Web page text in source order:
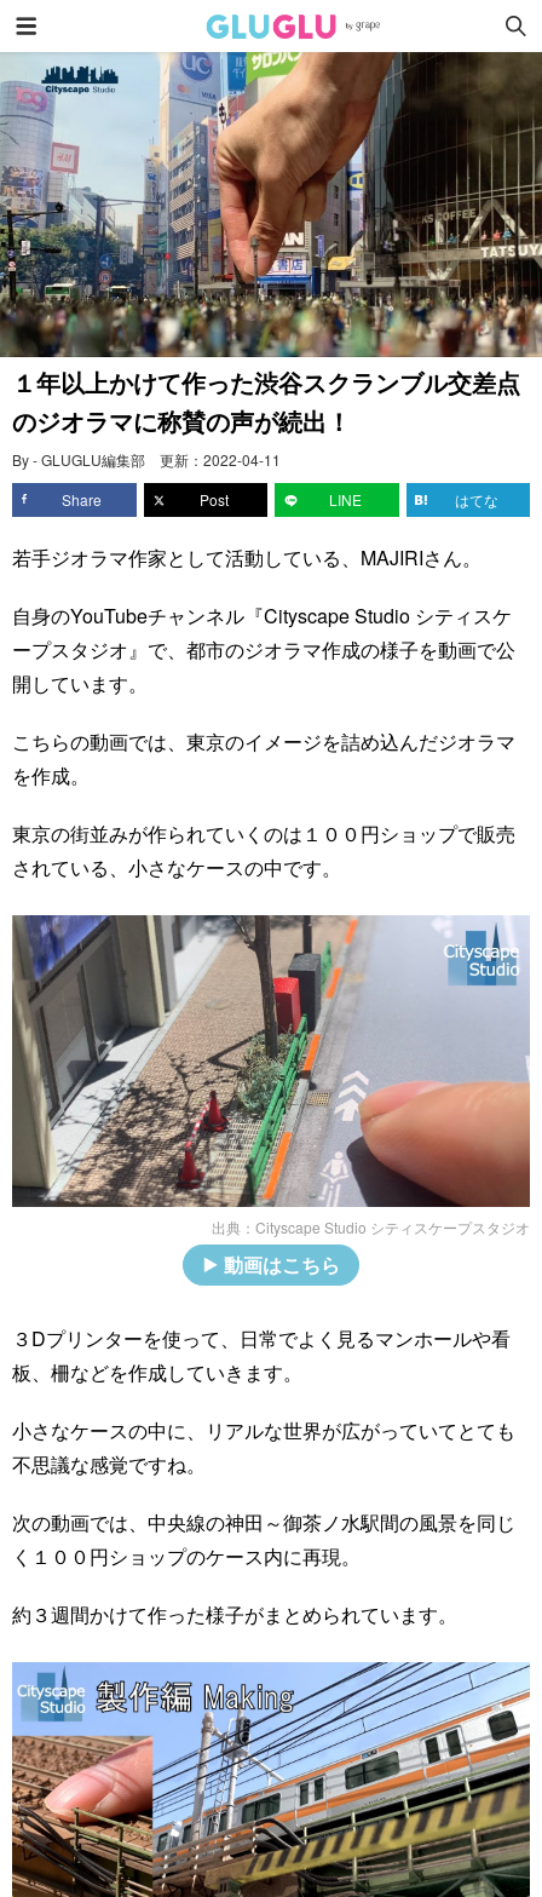
１年以上かけて作った渋谷スクランブル交差点
のジオラマに称賛の声が続出！
By - GLUGLU編集部 更新： 2022-04-11
Share
Post LINE はてな
若手ジオラマ作家として活動している、MAJIRIさん。
自身のYouTubeチャンネル『Cityscape Studio シティスケ
ープスタジオ』で、都市のジオラマ作成の様子を動画で公
開しています。
こちらの動画では、東京のイメージを詰め込んだジオラマ
を作成。
東京の街並みが作られていくのは１００円ショップで販売
されている、小さなケースの中です。
出典： Cityscape Studio シティスケープスタジオ
動画はこちら
３Dプリンターを使って、日常でよく見るマンホールや看
板、柵などを作成していきます。
小さなケースの中に、リアルな世界が広がっていてとても
不思議な感覚ですね。
次の動画では、中央線の神田～御茶ノ水駅間の風景を同じ
く１００円ショップのケース内に再現。
約３週間かけて作った様子がまとめられています。